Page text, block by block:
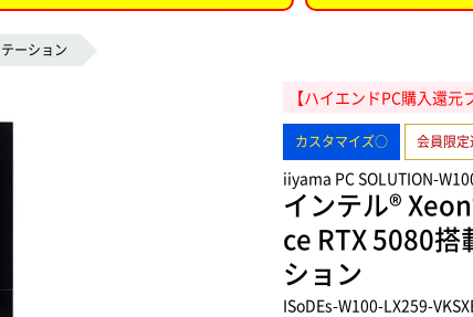
ーション
【ハイエンドPC購入還
カスタマイズ○ 会員限
iiyama PC SOLUTION-
インテル®
ce RTX 5080
ション
ISoDEs-W100-LX259-